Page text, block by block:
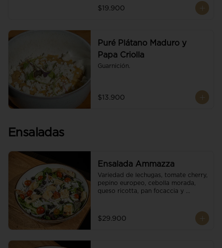
$19.900
Puré Plátano Maduro y
Papa Criolla
Guarnición.
$13.900
Ensaladas
Ensalada Ammazza
Variedad de lechugas, tomate cherry,
pepino europeo, cebolla morada,
queso ricotta, pan focaccia y
$29.900